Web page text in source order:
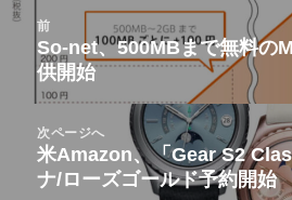
投
前
前
の
稿:
So-net、500MBまで無料の
供開始
次ページへ
次
の
米Amazon、「Gear S2
ナ/ローズゴールド予約開始